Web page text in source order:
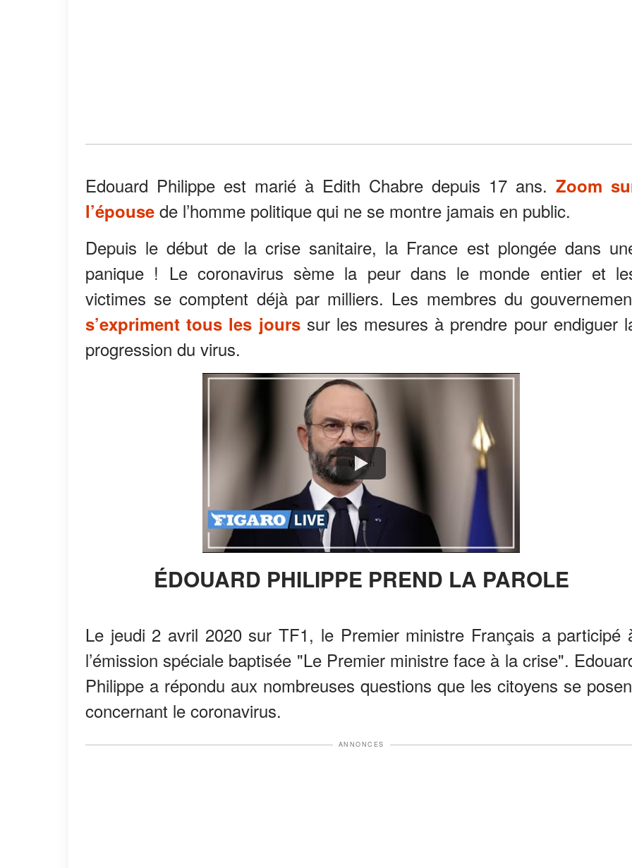
Edouard Philippe est marié à Edith Chabre depuis 17 ans. Zoom
l’épouse de l’homme politique qui ne se montre jamais en public.
Depuis le début de la crise sanitaire, la France est plongée dans
panique ! Le coronavirus sème la peur dans le monde entier et
victimes se comptent déjà par milliers. Les membres du
s’expriment tous les jourssur les mesures à prendre pour endiguer
progression du virus.
Watch
ÉDOUARD PHILIPPE PREND LA PAROLE
Le jeudi 2 avril 2020 sur TF1, le Premier ministre Français a participé
l’émission spéciale baptisée "Le Premier ministre face à la crise".
Philippe a répondu aux nombreuses questions que les citoyens se
concernant le coronavirus.
ANNONCES